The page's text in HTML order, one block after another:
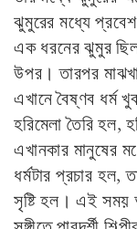
ঝুমুরের মধ্যে
এক ধরনের ঝুমুর
উপর। তারপর
এখানে বৈষ্ণব ধর্ম
হরিমেলা তৈরি হল,
এখানকার মানুষের
ধর্মটার প্রচার
সৃষ্টি হল। এই সময়